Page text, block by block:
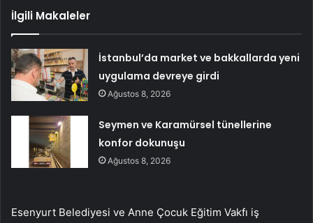
İlgili Makaleler
İstanbul’da market ve bakkallarda yeni
uygulama devreye girdi
Ağustos 8, 2026
Seymen ve Karamürsel tünellerine
konfor dokunuşu
Ağustos 8, 2026
Esenyurt Belediyesi ve Anne Çocuk Eğitim Vakfı iş